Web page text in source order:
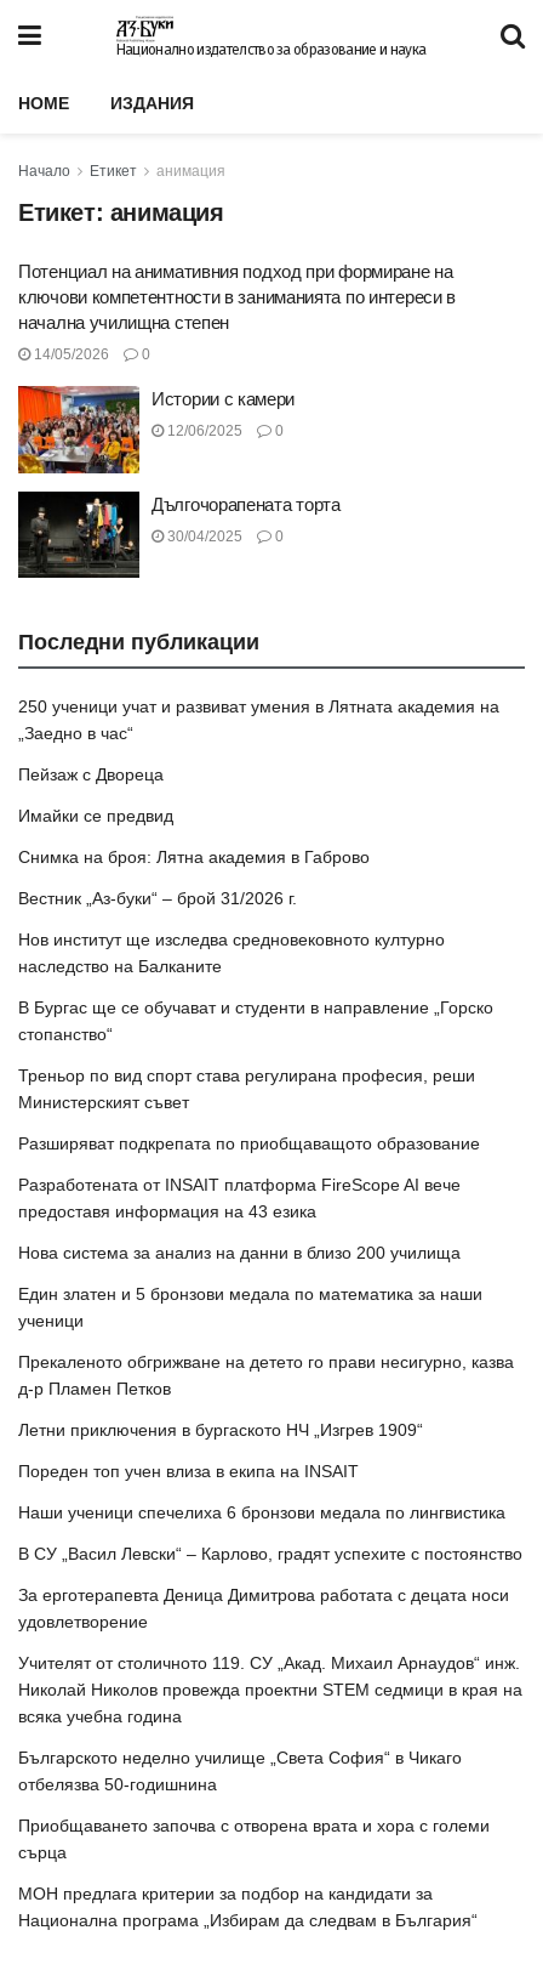
Национално издателство за образование и наука
HOME ИЗДАНИЯ
Начало Етикет анимация
Етикет: анимация
Потенциал на анимативния подход при формиране на
ключови компетентности в заниманията по интереси в
начална училищна степен
14/05/2026 0
Истории с камери
12/06/2025 0
Дългочорапената торта
30/04/2025 0
Последни публикации
250 ученици учат и развиват умения в Лятната академия на
„Заедно в час“
Пейзаж с Двореца
Имайки се предвид
Снимка на броя: Лятна академия в Габрово
Вестник „Аз-буки“ – брой 31/2026 г.
Нов институт ще изследва средновековното културно
наследство на Балканите
В Бургас ще се обучават и студенти в направление „Горско
стопанство“
Треньор по вид спорт става регулирана професия, реши
Министерският съвет
Разширяват подкрепата по приобщаващото образование
Разработената от INSAIT платформа FireScope AI вече
предоставя информация на 43 езика
Нова система за анализ на данни в близо 200 училища
Един златен и 5 бронзови медала по математика за наши
ученици
Прекаленото обгрижване на детето го прави несигурно, казва
д-р Пламен Петков
Летни приключения в бургаското НЧ „Изгрев 1909“
Пореден топ учен влиза в екипа на INSAIT
Наши ученици спечелиха 6 бронзови медала по лингвистика
В СУ „Васил Левски“ – Карлово, градят успехите с постоянство
За ерготерапевта Деница Димитрова работата с децата носи
удовлетворение
Учителят от столичното 119. СУ „Акад. Михаил Арнаудов“ инж.
Николай Николов провежда проектни STEM седмици в края на
всяка учебна година
Българското неделно училище „Света София“ в Чикаго
отбелязва 50-годишнина
Приобщаването започва с отворена врата и хора с големи
сърца
МОН предлага критерии за подбор на кандидати за
Национална програма „Избирам да следвам в България“